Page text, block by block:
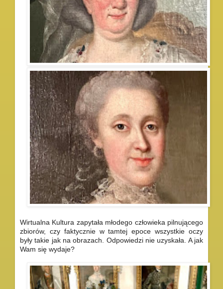
Wirtualna Kultura zapytała młodego człowieka pilnującego
zbiorów, czy faktycznie w tamtej epoce wszystkie oczy
były takie jak na obrazach. Odpowiedzi nie uzyskała. A jak
Wam się wydaje?